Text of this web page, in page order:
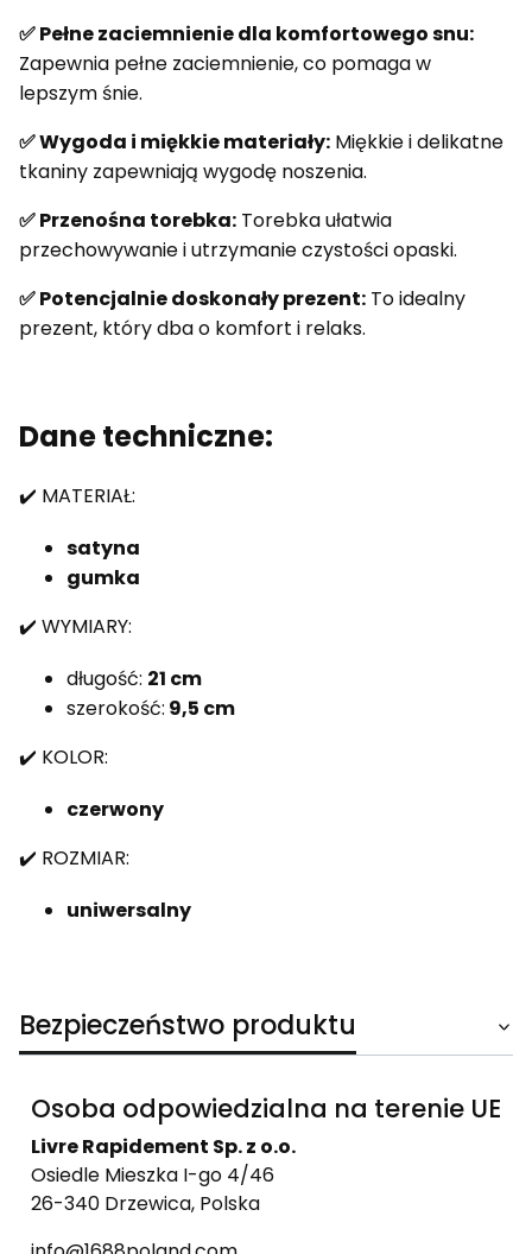
✅ Pełne zaciemnienie dla komfortowego snu:
Zapewnia pełne zaciemnienie, co pomaga w
lepszym śnie.
✅ Wygoda i miękkie materiały: Miękkie i delikatne
tkaniny zapewniają wygodę noszenia.
✅ Przenośna torebka: Torebka ułatwia
przechowywanie i utrzymanie czystości opaski.
✅ Potencjalnie doskonały prezent: To idealny
prezent, który dba o komfort i relaks.
Dane techniczne:
✔️ MATERIAŁ:
satyna
gumka
✔️ WYMIARY:
długość: 21 cm
szerokość: 9,5 cm
✔️ KOLOR:
czerwony
✔️ ROZMIAR:
uniwersalny
Bezpieczeństwo produktu
Osoba odpowiedzialna na terenie UE
Livre Rapidement Sp. z o.o.
Osiedle Mieszka I-go 4/46
26-340 Drzewica, Polska